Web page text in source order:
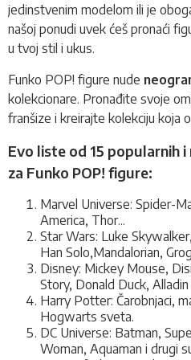
jedinstvenim modelom ili je
našoj ponudi uvek ćeš pronaći
u tvoj stil i ukus.
Funko POP! figure nude
kolekcionare. Pronađite svoje
franšize i kreirajte kolekciju koja
Evo liste od 15 popularnih
za Funko POP! figure:
Marvel Universe: Spider-
America, Thor...
Star Wars: Luke
Han Solo,Mandalorian,
Disney: Mickey Mouse,
Story, Donald Duck, Alladin
Harry Potter: Čarobnjaci,
Hogwarts sveta.
DC Universe: Batman,
Woman, Aquaman i drugi